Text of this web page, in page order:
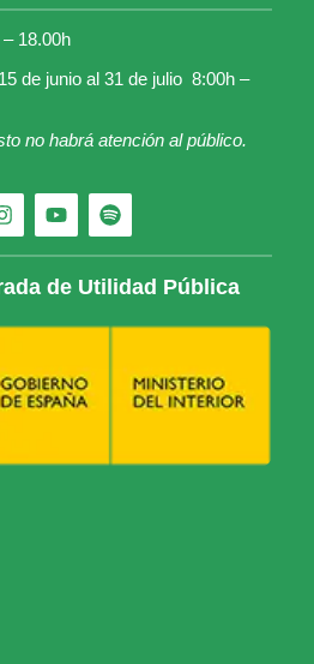
18.00h
de junio al 31 de julio 8:00h –
no habrá atención al público.
de Utilidad Pública